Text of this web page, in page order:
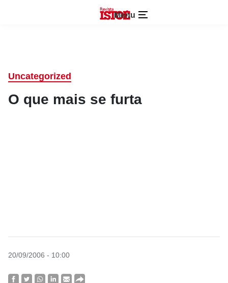
Menu
Uncategorized
O que mais se furta
20/09/2006 - 10:00